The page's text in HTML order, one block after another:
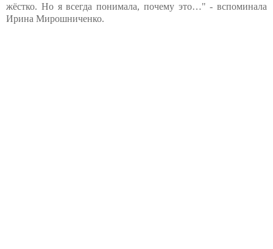
жёстко. Но я всегда понимала, почему это…" - вспоминала
Ирина Мирошниченко.